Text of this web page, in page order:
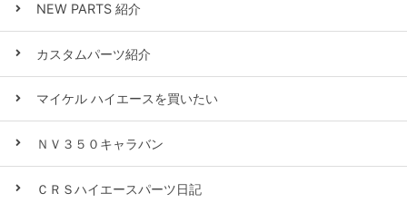
NEW PARTS 紹介
カスタムパーツ紹介
マイケル ハイエースを買いたい
ＮＶ３５０キャラバン
ＣＲＳハイエースパーツ日記